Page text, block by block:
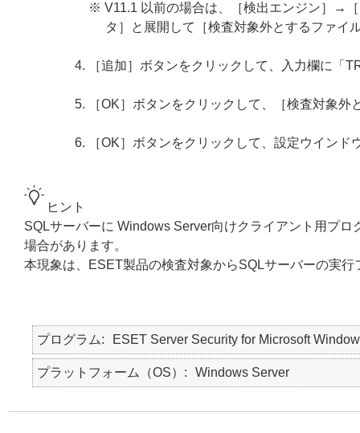
※ V11.1 以前の場合は、［検出エンジン］→
タ］と展開して［検査対象外とするファイ
［追加］ボタンをクリックして、入力欄に「
［OK］ボタンをクリックして、［検査対象
［OK］ボタンをクリックして、設定ウインド
ヒント
SQLサーバーに Windows Server向けクライアント用プ
場合があります。
本現象は、ESET製品の検査対象からSQLサーバーの実
プログラム ESET Server Security for Microsoft
プラットフォーム（OS） Windows Server